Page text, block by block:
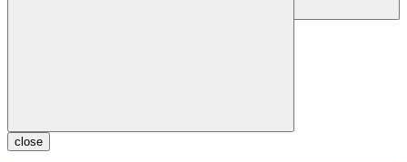
close